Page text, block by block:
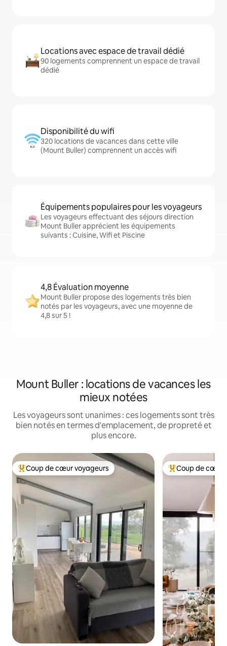
Locations avec espace de travail dédié
90 logements comprennent un espace de travail
dédié
Disponibilité du wifi
320 locations de vacances dans cette ville
(Mount Buller) comprennent un accès wifi
Équipements populaires pour les voyageurs
Les voyageurs effectuant des séjours direction
Mount Buller apprécient les équipements
suivants : Cuisine, Wifi et Piscine
4,8 Évaluation moyenne
Mount Buller propose des logements très bien
notés par les voyageurs, avec une moyenne de
4,8 sur 5 !
Mount Buller : locations de vacances les
mieux notées
Les voyageurs sont unanimes : ces logements sont très
bien notés en termes d'emplacement, de propreté et
plus encore.
Coups de cœur voyageurs les plus appréciés
Coup de cœur voyageurs Coups de cœur
Coup de cœur